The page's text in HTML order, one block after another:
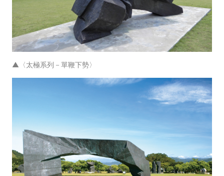
▲〈太極系列－單鞭下勢〉